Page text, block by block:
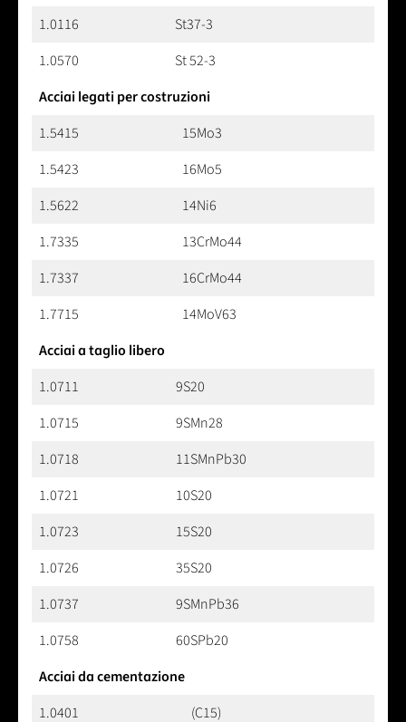
1.0116
St37-3
1.0570
St 52-3
Acciai legati per costruzioni
1.5415
15Mo3
1.5423
16Mo5
1.5622
14Ni6
1.7335
13CrMo44
1.7337
16CrMo44
1.7715
14MoV63
Acciai a taglio libero
1.0711
9S20
1.0715
9SMn28
1.0718
11SMnPb30
1.0721
10S20
1.0723
15S20
1.0726
35S20
1.0737
9SMnPb36
1.0758
60SPb20
Acciai da cementazione
1.0401
(C15)